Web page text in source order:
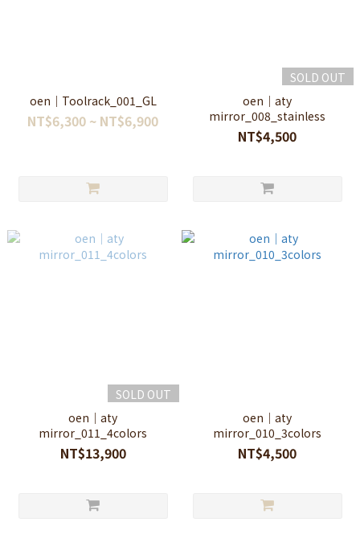
oen｜Toolrack_001_GL
NT$6,300 ~ NT$6,900
SOLD OUT
oen｜aty
mirror_008_stainless
NT$4,500
SOLD OUT
oen｜aty
mirror_011_4colors
NT$13,900
oen｜aty
mirror_010_3colors
NT$4,500